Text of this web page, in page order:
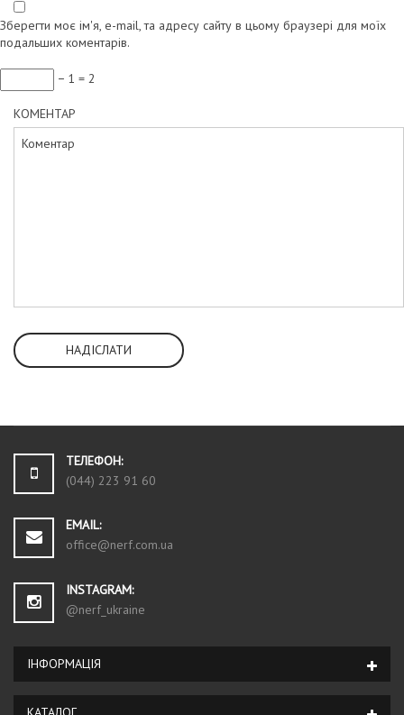
Зберегти моє ім'я, e-mail, та адресу сайту в цьому браузері для моїх
подальших коментарів.
− 1 = 2
КОМЕНТАР
НАДІСЛАТИ
ТЕЛЕФОН:
(044) 223 91 60
EMAIL:
office@nerf.com.ua
INSTAGRAM:
@nerf_ukraine
ІНФОРМАЦІЯ